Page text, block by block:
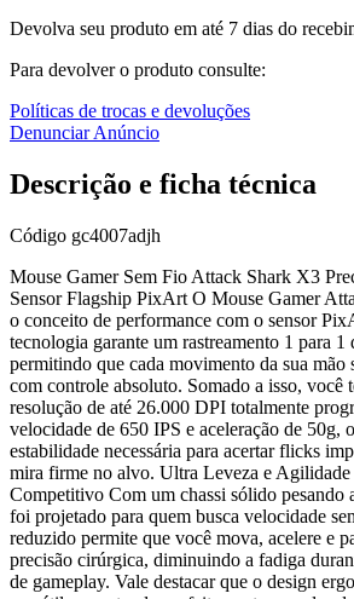
Devolva seu produto em até 7 dias do
Para devolver o produto consulte:
Políticas de trocas e devoluções
Denunciar Anúncio
Descrição e ficha técnica
Código gc4007adjh
Mouse Gamer Sem Fio Attack Shark X3
Sensor Flagship PixArt O Mouse Gamer
o conceito de performance com o sensor
tecnologia garante um rastreamento 1 para 1
permitindo que cada movimento da sua mão
com controle absoluto. Somado a isso, você
resolução de até 26.000 DPI totalmente
velocidade de 650 IPS e aceleração de 50g,
estabilidade necessária para acertar flicks
mira firme no alvo. Ultra Leveza e Agilidade
Competitivo Com um chassi sólido pesando
foi projetado para quem busca velocidade
reduzido permite que você mova, acelere e
precisão cirúrgica, diminuindo a fadiga
de gameplay. Vale destacar que o design